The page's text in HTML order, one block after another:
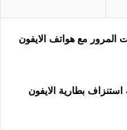
مع هواتف الايفون
بطارية الايفون